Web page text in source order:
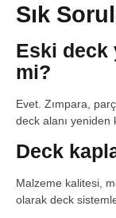
Sık
Eski deck
mi?
Evet. Zımpara,
deck alanı yeniden
Deck
Malzeme kalitesi,
olarak deck